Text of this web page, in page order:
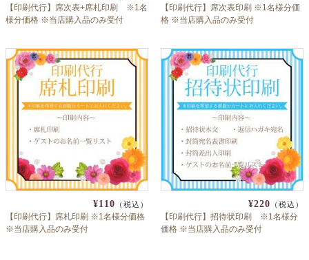
【印刷代行】席次表+席札印刷 ※1名
様分価格 ※当店購入品のみ受付
【印刷代行】席次表印刷 ※1名様分価
格 ※当店購入品のみ受付
¥110 （税込）
【印刷代行】席札印刷 ※1名様分価格
※当店購入品のみ受付
¥220 （税込）
【印刷代行】招待状印刷 ※1名様分
価格 ※当店購入品のみ受付